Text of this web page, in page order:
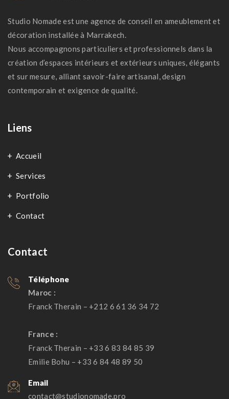
Studio Nomade est une agence de conseil en ameublement et
décoration installée à Marrakech.
Nous accompagnons particuliers et professionnels dans la
création d’espaces intérieurs et extérieurs uniques, élégants
et sur mesure, alliant savoir-faire artisanal, design
contemporain et exigence de qualité.
Liens
Accueil
Services
Portfolio
Contact
Contact
Téléphone
Maroc :
Franck Therain – +212 6 61 36 34 72
France :
Franck Therain – +33 6 83 84 85 39
Emilie Bohu – +33 6 84 48 89 50
Email
contact@studionomade.pro